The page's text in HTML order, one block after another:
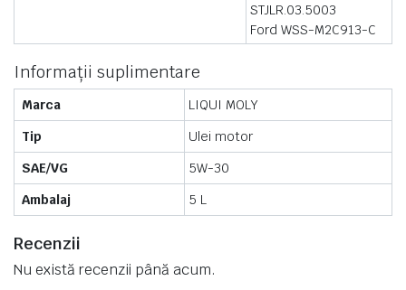
STJLR.03.5003
Ford WSS-M2C913-C
Informații suplimentare
Marca
LIQUI MOLY
Tip
Ulei motor
SAE/VG
5W-30
Ambalaj
5 L
Recenzii
Nu există recenzii până acum.